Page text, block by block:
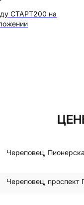
СТАРТ200 на
Череповец,
Череповец, проспект